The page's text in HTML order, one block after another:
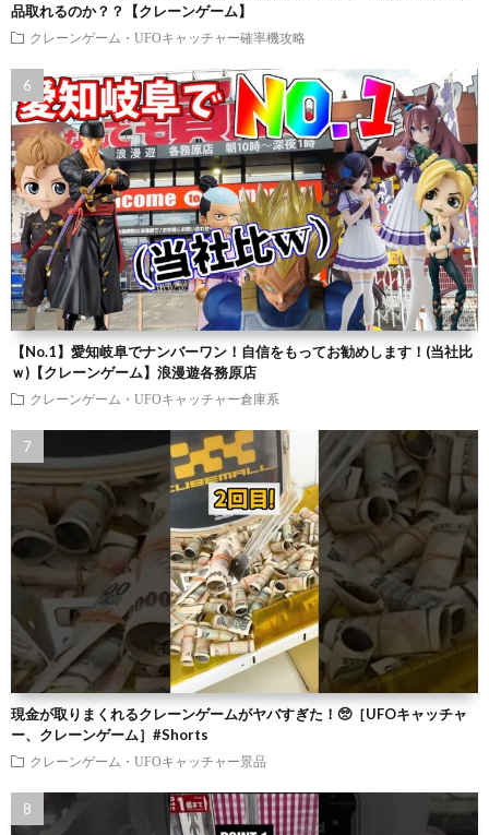
品取れるのか？？【クレーンゲーム】
クレーンゲーム・UFOキャッチャー確率機攻略
【No.1】愛知岐阜でナンバーワン！自信をもってお勧めします！(当社比
ｗ)【クレーンゲーム】浪漫遊各務原店
クレーンゲーム・UFOキャッチャー倉庫系
現金が取りまくれるクレーンゲームがヤバすぎた！🥺［UFOキャッチャ
ー、クレーンゲーム］#Shorts
クレーンゲーム・UFOキャッチャー景品